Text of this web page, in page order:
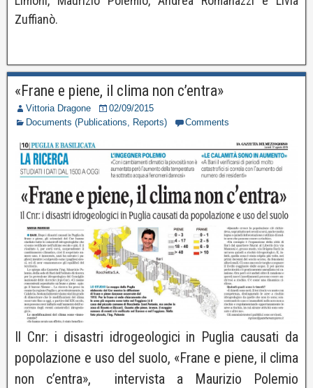
Zuffianò.
«Frane e piene, il clima non c’entra»
Vittoria Dragone
02/09/2015
Documents (Publications, Reports)
Comments
Il Cnr: i disastri idrogeologici in Puglia causati da
popolazione e uso del suolo, «Frane e piene, il clima
non c’entra», intervista a Maurizio Polemio